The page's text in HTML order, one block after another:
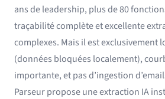
ans de leadership, plus de 80
traçabilité complète et excellente
complexes. Mais il est exclusivement
(données bloquées localement),
importante, et pas d’ingestion
Parseur propose une extraction IA